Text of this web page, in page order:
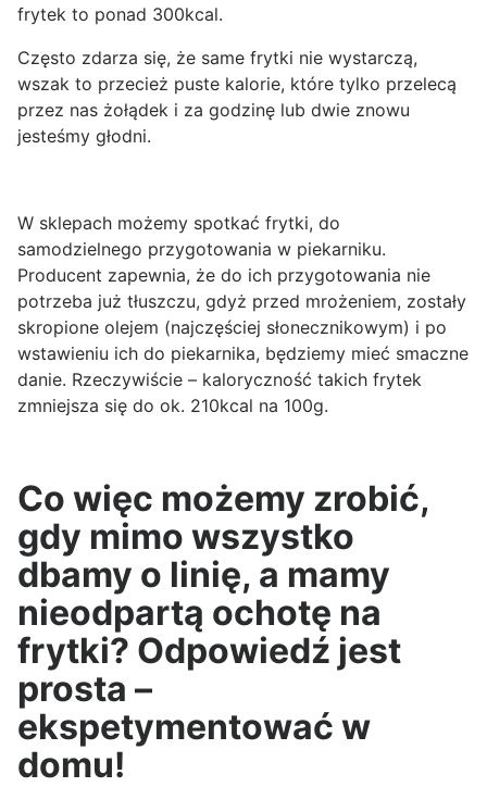
frytek to ponad 300kcal.
Często zdarza się, że same frytki nie wystarczą,
wszak to przecież puste kalorie, które tylko przelecą
przez nas żołądek i za godzinę lub dwie znowu
jesteśmy głodni.
W sklepach możemy spotkać frytki, do
samodzielnego przygotowania w piekarniku.
Producent zapewnia, że do ich przygotowania nie
potrzeba już tłuszczu, gdyż przed mrożeniem, zostały
skropione olejem (najczęściej słonecznikowym) i po
wstawieniu ich do piekarnika, będziemy mieć smaczne
danie. Rzeczywiście – kaloryczność takich frytek
zmniejsza się do ok. 210kcal na 100g.
Co więc możemy zrobić,
gdy mimo wszystko
dbamy o linię, a mamy
nieodpartą ochotę na
frytki? Odpowiedź jest
prosta –
ekspetymentować w
domu!